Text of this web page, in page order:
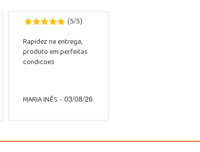
(5/5)
Rapidez na entrega,
produto em perfeitas
condicoes
MARIA INÊS - 03/08/26